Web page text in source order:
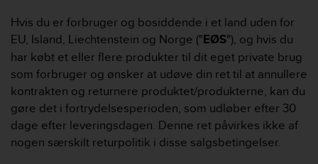
Hvis du er forbruger og bosiddende i et land uden for
EU, Island, Liechtenstein og Norge ("EØS"), og hvis du
har købt et eller flere produkter til dit eget private brug
som forbruger og ønsker at udøve din ret til at annullere
kontrakten og returnere produktet/produkterne, kan du
gøre det i fortrydelsesperioden, som udløber efter 30
dage efter leveringsdagen. Denne ret påvirkes ikke af
nogen særskilt returpolitik i disse salgsbetingelser.